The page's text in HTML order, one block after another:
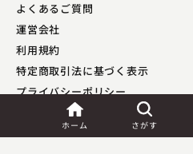
ホーム さがす
よくあるご質問
運営会社
利用規約
特定商取引法に基づく表示
プライバシーポリシー​
外部送信ポリシー